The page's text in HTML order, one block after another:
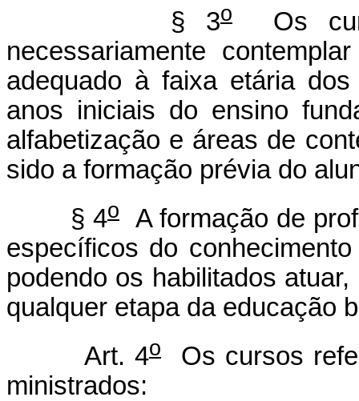
§ 3o
Os
necessariamente
adequado à faixa etária
anos iniciais do ensino
alfabetização e áreas de
sido a formação prévia do
§ 4o
A formação de
específicos do
podendo os habilitados
qualquer etapa da educação
Art. 4o
Os cursos
ministrados: